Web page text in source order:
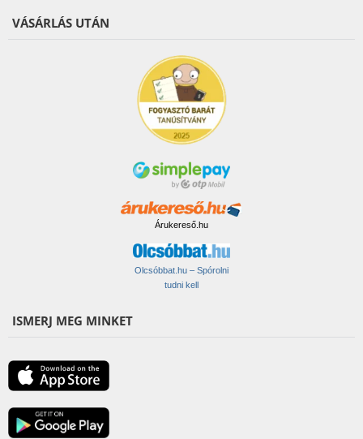
VÁSÁRLÁS UTÁN
Árukereső.hu
Olcsóbbat.hu – Spórolni
tudni kell
ISMERJ MEG MINKET